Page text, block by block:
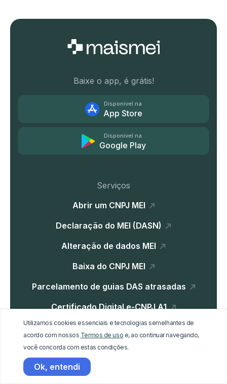
Baixe o app, é grátis!
Disponível na
App Store
Disponível na
Google Play
Serviços
Abrir um CNPJ MEI
Declaração do MEI (DASN)
Alteração de dados MEI
Baixa do CNPJ MEI
Parcelamento de guias DAS atrasadas
Certificado Digital e-CNPJ A1
Parcelamento Dívida Ativa
Institucional
Utilizamos cookies essenciais e tecnologias semelhantes de
acordo com nossos Termos de uso e, ao continuar navegando,
você concorda com estas condições.
Ok, entendi